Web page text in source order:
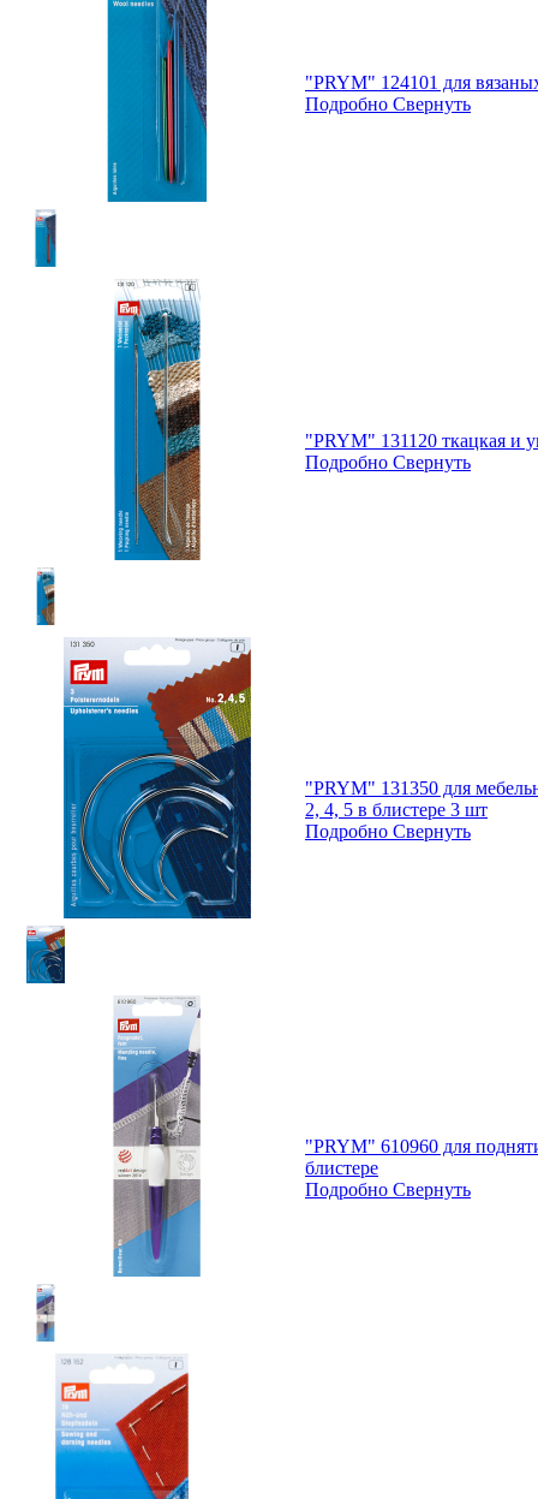
"PRYM" 124101 для
Подробно Свернуть
"PRYM" 131120 ткацкая и
Подробно Свернуть
"PRYM" 131350 для
2, 4, 5 в блистере 3 шт
Подробно Свернуть
"PRYM" 610960 для
блистере
Подробно Свернуть